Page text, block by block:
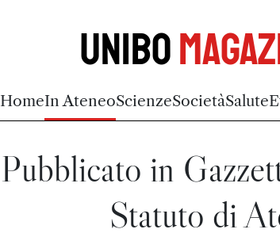
Unibo
HomeIn AteneoScienzeSocietàSalute
Pubblicato in
Statuto di